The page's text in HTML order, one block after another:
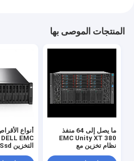
المنتجات الموصى بها
ما يصل إلى 64 منفذ
EMC Unity XT 380
نظام تخزين مع